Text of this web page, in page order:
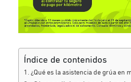
Índice de contenidos
¿Qué es la asistencia de grúa en